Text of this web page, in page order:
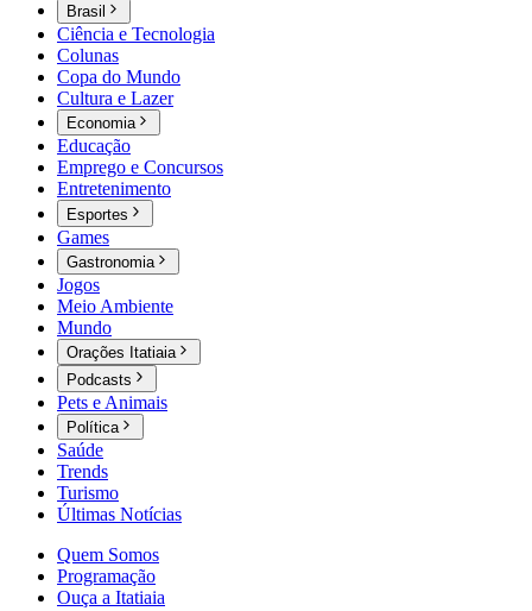
Brasil
Ciência e Tecnologia
Colunas
Copa do Mundo
Cultura e Lazer
Economia
Educação
Emprego e Concursos
Entretenimento
Esportes
Games
Gastronomia
Jogos
Meio Ambiente
Mundo
Orações Itatiaia
Podcasts
Pets e Animais
Política
Saúde
Trends
Turismo
Últimas Notícias
Quem Somos
Programação
Ouça a Itatiaia